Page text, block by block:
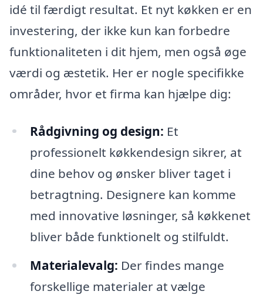
idé til færdigt resultat. Et nyt køkken er en
investering, der ikke kun kan forbedre
funktionaliteten i dit hjem, men også øge
værdi og æstetik. Her er nogle specifikke
områder, hvor et firma kan hjælpe dig:
Rådgivning og design: Et
professionelt køkkendesign sikrer, at
dine behov og ønsker bliver taget i
betragtning. Designere kan komme
med innovative løsninger, så køkkenet
bliver både funktionelt og stilfuldt.
Materialevalg: Der findes mange
forskellige materialer at vælge